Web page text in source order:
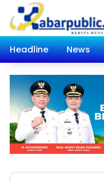
Langsung
konten
Headline
News